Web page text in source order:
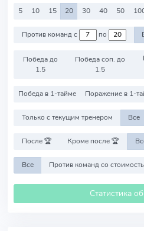
5 10 15 20 30 40 50
Против команд с по
Победа до
1.5
Победа соп. до
1.5
Победа в 1-тайме Поражение в 1-
Только с текущим тренером Все
После 🏆 Кроме после 🏆
Все
Статистика